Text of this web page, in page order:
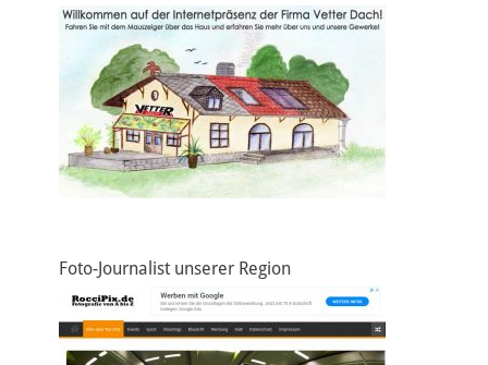
Foto-Journalist unserer Region